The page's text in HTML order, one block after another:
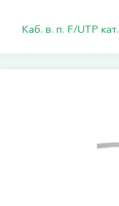
Каб. в. п. F/UTP